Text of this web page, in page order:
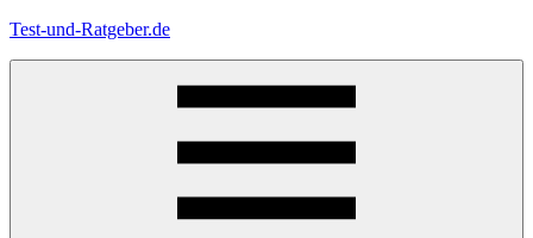
Zum
Test-und-Ratgeber.de